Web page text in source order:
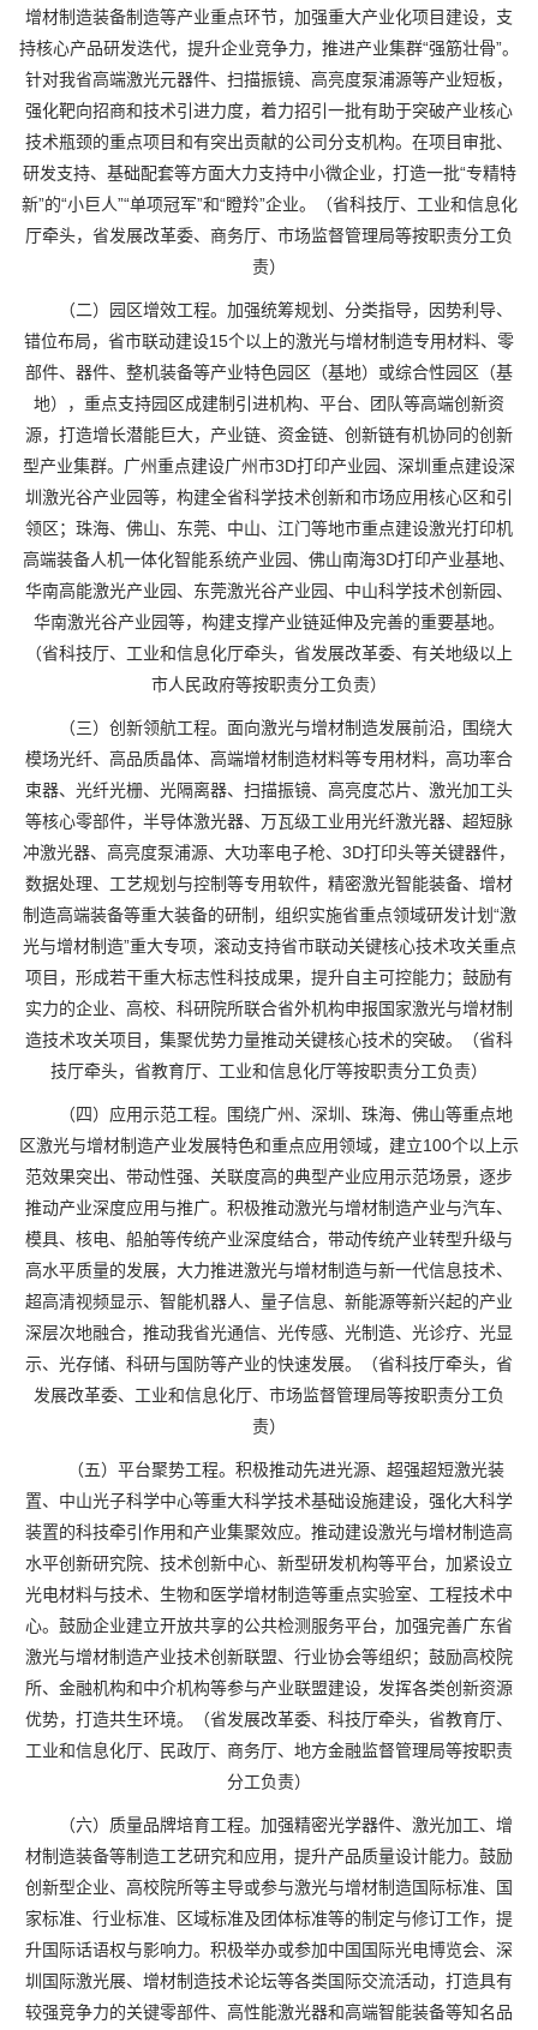
增材制造装备制造等产业重点环节，加强重大产业化项目建设，支
持核心产品研发迭代，提升企业竞争力，推进产业集群“强筋壮骨”。
针对我省高端激光元器件、扫描振镜、高亮度泵浦源等产业短板，
强化靶向招商和技术引进力度，着力招引一批有助于突破产业核心
技术瓶颈的重点项目和有突出贡献的公司分支机构。在项目审批、
研发支持、基础配套等方面大力支持中小微企业，打造一批“专精特
新”的“小巨人”“单项冠军”和“瞪羚”企业。（省科技厅、工业和信息化
厅牵头，省发展改革委、商务厅、市场监督管理局等按职责分工负
责）
（二）园区增效工程。加强统筹规划、分类指导，因势利导、
错位布局，省市联动建设15个以上的激光与增材制造专用材料、零
部件、器件、整机装备等产业特色园区（基地）或综合性园区（基
地），重点支持园区成建制引进机构、平台、团队等高端创新资
源，打造增长潜能巨大，产业链、资金链、创新链有机协同的创新
型产业集群。广州重点建设广州市3D打印产业园、深圳重点建设深
圳激光谷产业园等，构建全省科学技术创新和市场应用核心区和引
领区；珠海、佛山、东莞、中山、江门等地市重点建设激光打印机
高端装备人机一体化智能系统产业园、佛山南海3D打印产业基地、
华南高能激光产业园、东莞激光谷产业园、中山科学技术创新园、
华南激光谷产业园等，构建支撑产业链延伸及完善的重要基地。
（省科技厅、工业和信息化厅牵头，省发展改革委、有关地级以上
市人民政府等按职责分工负责）
（三）创新领航工程。面向激光与增材制造发展前沿，围绕大
模场光纤、高品质晶体、高端增材制造材料等专用材料，高功率合
束器、光纤光栅、光隔离器、扫描振镜、高亮度芯片、激光加工头
等核心零部件，半导体激光器、万瓦级工业用光纤激光器、超短脉
冲激光器、高亮度泵浦源、大功率电子枪、3D打印头等关键器件，
数据处理、工艺规划与控制等专用软件，精密激光智能装备、增材
制造高端装备等重大装备的研制，组织实施省重点领域研发计划“激
光与增材制造”重大专项，滚动支持省市联动关键核心技术攻关重点
项目，形成若干重大标志性科技成果，提升自主可控能力；鼓励有
实力的企业、高校、科研院所联合省外机构申报国家激光与增材制
造技术攻关项目，集聚优势力量推动关键核心技术的突破。（省科
技厅牵头，省教育厅、工业和信息化厅等按职责分工负责）
（四）应用示范工程。围绕广州、深圳、珠海、佛山等重点地
区激光与增材制造产业发展特色和重点应用领域，建立100个以上示
范效果突出、带动性强、关联度高的典型产业应用示范场景，逐步
推动产业深度应用与推广。积极推动激光与增材制造产业与汽车、
模具、核电、船舶等传统产业深度结合，带动传统产业转型升级与
高水平质量的发展，大力推进激光与增材制造与新一代信息技术、
超高清视频显示、智能机器人、量子信息、新能源等新兴起的产业
深层次地融合，推动我省光通信、光传感、光制造、光诊疗、光显
示、光存储、科研与国防等产业的快速发展。（省科技厅牵头，省
发展改革委、工业和信息化厅、市场监督管理局等按职责分工负
责）
（五）平台聚势工程。积极推动先进光源、超强超短激光装
置、中山光子科学中心等重大科学技术基础设施建设，强化大科学
装置的科技牵引作用和产业集聚效应。推动建设激光与增材制造高
水平创新研究院、技术创新中心、新型研发机构等平台，加紧设立
光电材料与技术、生物和医学增材制造等重点实验室、工程技术中
心。鼓励企业建立开放共享的公共检测服务平台，加强完善广东省
激光与增材制造产业技术创新联盟、行业协会等组织；鼓励高校院
所、金融机构和中介机构等参与产业联盟建设，发挥各类创新资源
优势，打造共生环境。（省发展改革委、科技厅牵头，省教育厅、
工业和信息化厅、民政厅、商务厅、地方金融监督管理局等按职责
分工负责）
（六）质量品牌培育工程。加强精密光学器件、激光加工、增
材制造装备等制造工艺研究和应用，提升产品质量设计能力。鼓励
创新型企业、高校院所等主导或参与激光与增材制造国际标准、国
家标准、行业标准、区域标准及团体标准等的制定与修订工作，提
升国际话语权与影响力。积极举办或参加中国国际光电博览会、深
圳国际激光展、增材制造技术论坛等各类国际交流活动，打造具有
较强竞争力的关键零部件、高性能激光器和高端智能装备等知名品